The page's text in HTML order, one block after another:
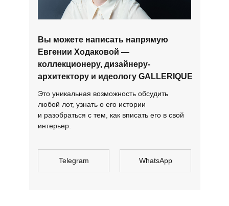
Telegram WhatsApp
Это уникальная возможность обсудить
любой лот, узнать о его истории
и разобраться с тем, как вписать его в свой
интерьер.
Вы можете написать напрямую
Евгении Ходаковой —
коллекционеру, дизайнеру-
архитектору и идеологу GALLERIQUE